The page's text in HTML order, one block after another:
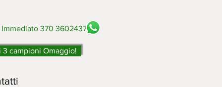
370 3602437
3 campioni Omaggio!